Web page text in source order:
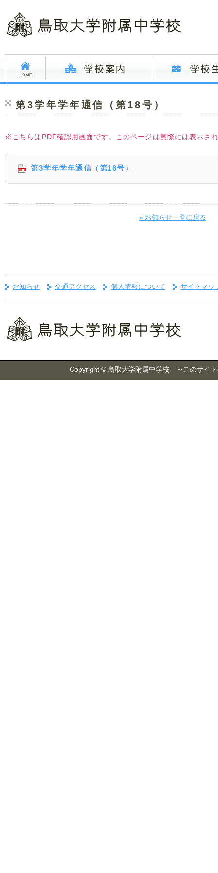
第3学年学年通信（第18号）
※こちらはPDF確認用画面です。このページは実際には表示さ
第3学年学年通信（第18号）
« お知らせ一覧に戻る
お知らせ 交通アクセス 個人情報について サイトマッ
Copyright © 鳥取大学附属中学校 ～このサイト